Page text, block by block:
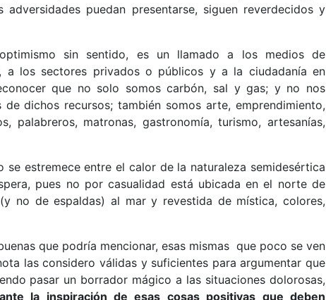
puedan presentarse, siguen reverdecidos y
sin sentido, es un llamado a los medios de
a los sectores privados o públicos y a la ciudadanía en
que no solo somos carbón, sal y gas; y no nos
dichos recursos; también somos arte, emprendimiento,
palabreros, matronas, gastronomía, turismo, artesanías,
estremece entre el calor de la naturaleza semidesértica
pues no por casualidad está ubicada en el norte de
no de espaldas) al mar y revestida de mística, colores,
que podría mencionar, esas mismas que poco se ven
las considero válidas y suficientes para argumentar que
pasar un borrador mágico a las situaciones dolorosas,
la inspiración de esas cosas positivas que deben